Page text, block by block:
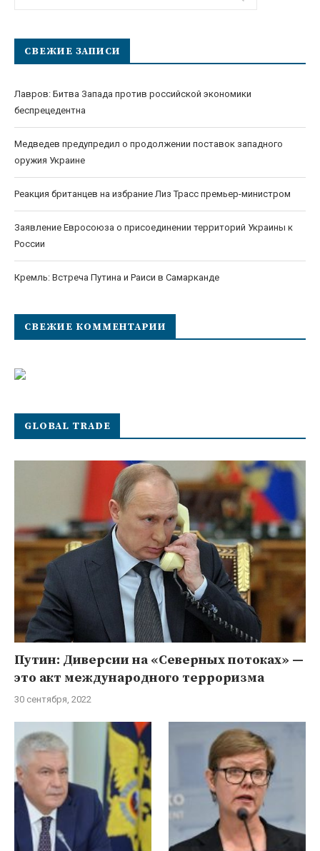
СВЕЖИЕ ЗАПИСИ
Лавров: Битва Запада против российской экономики
беспрецедентна
Медведев предупредил о продолжении поставок западного
оружия Украине
Реакция британцев на избрание Лиз Трасс премьер-министром
Заявление Евросоюза о присоединении территорий Украины к
России
Кремль: Встреча Путина и Раиси в Самарканде
СВЕЖИЕ КОММЕНТАРИИ
GLOBAL TRADE
Путин: Диверсии на «Северных потоках» —
это акт международного терроризма
30 сентября, 2022